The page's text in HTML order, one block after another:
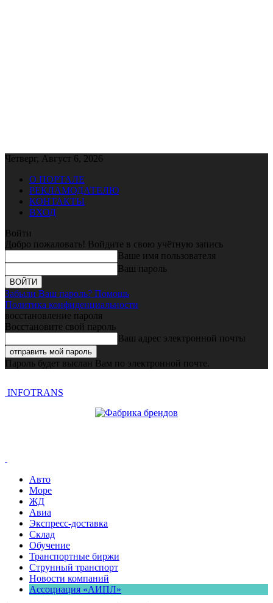
Четверг, Август 6, 2026
О ПОРТАЛЕ
РЕКЛАМОДАТЕЛЮ
КОНТАКТЫ
ВХОД
Войти
Добро пожаловать! Войдите в свою учётную запись
Ваше имя пользователя
Ваш пароль
Забыли Ваш пароль? Помощь
Политика конфиденциальности
восстановление пароля
Восстановите свой пароль
Ваш адрес электронной почты
Пароль будет выслан Вам по электронной почте.
INFOTRANS
Авто
Море
ЖД
Авиа
Экспресс-доставка
Склад
Обучение
Транспортные биржи
Струнный транспорт
Новости компаний
Ассоциация «АИПЛ»